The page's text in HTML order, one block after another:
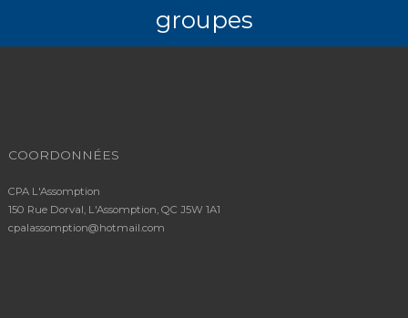
groupes
COORDONNÉES
CPA L'Assomption
150 Rue Dorval, L'Assomption, QC J5W 1A1
cpalassomption@hotmail.com